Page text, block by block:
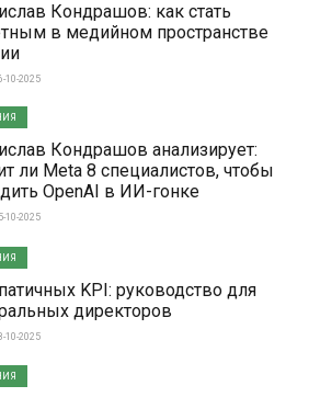
Кондрашов: как стать
в медийном пространстве
10-2025
Кондрашов анализирует:
ли Meta 8 специалистов, чтобы
OpenAI в ИИ-гонке
10-2025
KPI: руководство для
директоров
10-2025